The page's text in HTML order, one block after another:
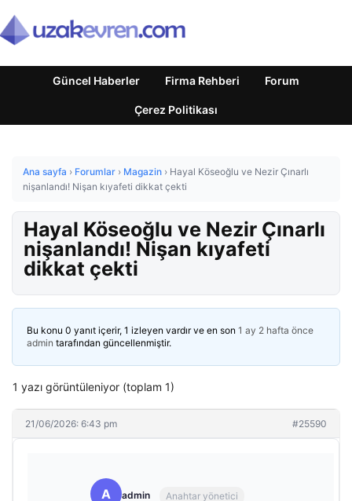
Güncel Haberler Firma Rehberi Forum
Çerez Politikası
Ana sayfa › Forumlar › Magazin › Hayal Köseoğlu ve Nezir Çınarlı
nişanlandı! Nişan kıyafeti dikkat çekti
Hayal Köseoğlu ve Nezir Çınarlı
nişanlandı! Nişan kıyafeti
dikkat çekti
Bu konu 0 yanıt içerir, 1 izleyen vardır ve en son 1 ay 2 hafta önce
admin tarafından güncellenmiştir.
1 yazı görüntüleniyor (toplam 1)
21/06/2026: 6:43 pm #25590
A admin Anahtar yönetici